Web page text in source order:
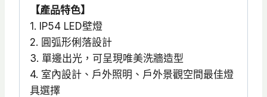
下
方
出
光
數
量
【產品特色】
1. IP54 LED壁燈
2. 圓弧形俐落設計
3. 單邊出光，可呈現唯美洗牆造型
4. 室內設計、戶外照明、戶外景觀空間最佳燈
具選擇